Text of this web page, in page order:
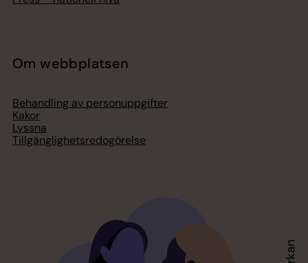
Om webbplatsen
Behandling av personuppgifter
Kakor
Lyssna
Tillgänglighetsredogörelse